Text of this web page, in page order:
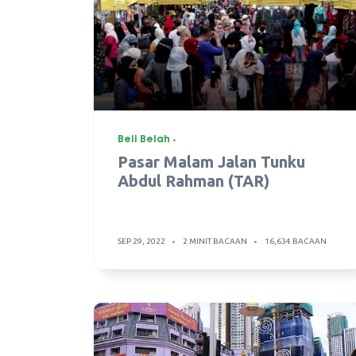
Beli Belah
Pasar Malam Jalan Tunku
Abdul Rahman (TAR)
SEP 29, 2022 2 MINIT BACAAN 16,634 BACAAN